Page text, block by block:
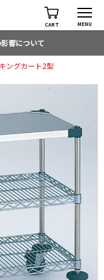
CART MENU
響について
ングカート2型